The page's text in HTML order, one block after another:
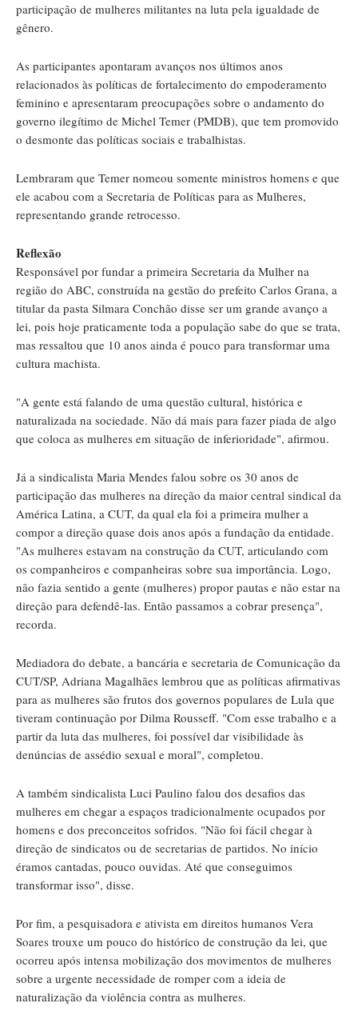
participação de mulheres militantes na luta pela igualdade de
gênero.
As participantes apontaram avanços nos últimos anos
relacionados às políticas de fortalecimento do empoderamento
feminino e apresentaram preocupações sobre o andamento do
governo ilegítimo de Michel Temer (PMDB), que tem promovido
o desmonte das políticas sociais e trabalhistas.
Lembraram que Temer nomeou somente ministros homens e que
ele acabou com a Secretaria de Políticas para as Mulheres,
representando grande retrocesso.
Reflexão
Responsável por fundar a primeira Secretaria da Mulher na
região do ABC, construída na gestão do prefeito Carlos Grana, a
titular da pasta Silmara Conchão disse ser um grande avanço a
lei, pois hoje praticamente toda a população sabe do que se trata,
mas ressaltou que 10 anos ainda é pouco para transformar uma
cultura machista.
"A gente está falando de uma questão cultural, histórica e
naturalizada na sociedade. Não dá mais para fazer piada de algo
que coloca as mulheres em situação de inferioridade", afirmou.
Já a sindicalista Maria Mendes falou sobre os 30 anos de
participação das mulheres na direção da maior central sindical da
América Latina, a CUT, da qual ela foi a primeira mulher a
compor a direção quase dois anos após a fundação da entidade.
"As mulheres estavam na construção da CUT, articulando com
os companheiros e companheiras sobre sua importância. Logo,
não fazia sentido a gente (mulheres) propor pautas e não estar na
direção para defendê-las. Então passamos a cobrar presença",
recorda.
Mediadora do debate, a bancária e secretaria de Comunicação da
CUT/SP, Adriana Magalhães lembrou que as políticas afirmativas
para as mulheres são frutos dos governos populares de Lula que
tiveram continuação por Dilma Rousseff. "Com esse trabalho e a
partir da luta das mulheres, foi possível dar visibilidade às
denúncias de assédio sexual e moral", completou.
A também sindicalista Luci Paulino falou dos desafios das
mulheres em chegar a espaços tradicionalmente ocupados por
homens e dos preconceitos sofridos. "Não foi fácil chegar à
direção de sindicatos ou de secretarias de partidos. No início
éramos cantadas, pouco ouvidas. Até que conseguimos
transformar isso", disse.
Por fim, a pesquisadora e ativista em direitos humanos Vera
Soares trouxe um pouco do histórico de construção da lei, que
ocorreu após intensa mobilização dos movimentos de mulheres
sobre a urgente necessidade de romper com a ideia de
naturalização da violência contra as mulheres.